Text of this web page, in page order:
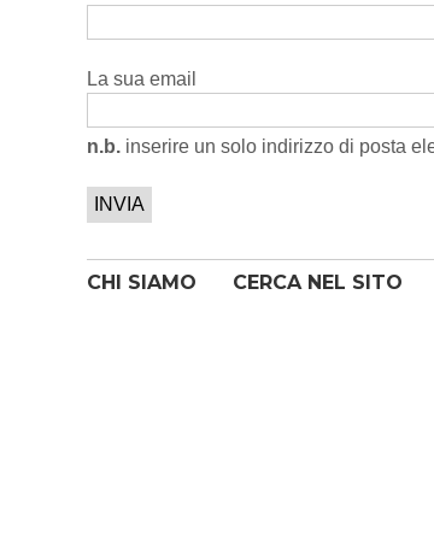
La sua email
n.b. inserire un solo indirizzo di posta
CHI SIAMO CERCA NEL SITO